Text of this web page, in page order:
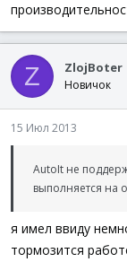
Z ZlojBoter
Новичок
15 Июл 2013
AutoIt не
выполняется на
я имел ввиду
тормозится